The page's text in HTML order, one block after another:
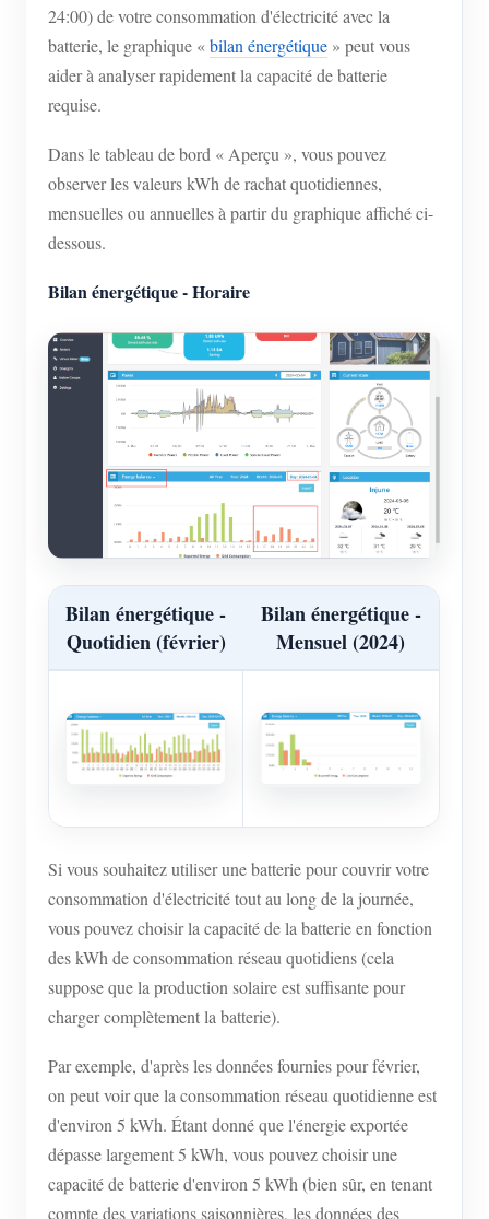
24:00) de votre consommation d'électricité avec la
batterie, le graphique «bilan énergétique » peut vous
aider à analyser rapidement la capacité de batterie
requise.
Dans le tableau de bord « Aperçu », vous pouvez
observer les valeurs kWh de rachat quotidiennes,
mensuelles ou annuelles à partir du graphique affiché ci-
dessous.
Bilan énergétique - Horaire
Bilan énergétique -
Quotidien (février)
Bilan énergétique -
Mensuel (2024)
Si vous souhaitez utiliser une batterie pour couvrir votre
consommation d'électricité tout au long de la journée,
vous pouvez choisir la capacité de la batterie en fonction
des kWh de consommation réseau quotidiens (cela
suppose que la production solaire est suffisante pour
charger complètement la batterie).
Par exemple, d'après les données fournies pour février,
on peut voir que la consommation réseau quotidienne est
d'environ 5 kWh. Étant donné que l'énergie exportée
dépasse largement 5 kWh, vous pouvez choisir une
capacité de batterie d'environ 5 kWh (bien sûr, en tenant
compte des variations saisonnières, les données des